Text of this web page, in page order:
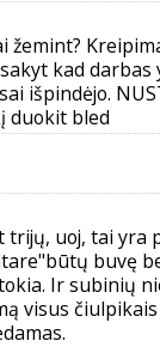
žemint?
kad darbas
išpindėjo.
duokit bled
uoj, tai yra
buvę
Ir subinių
visus čiulpikais